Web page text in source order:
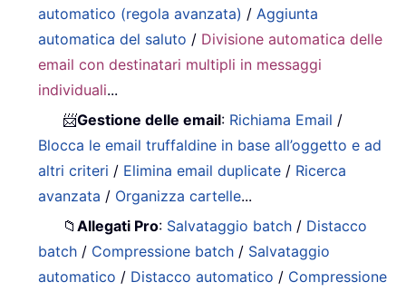
automatico (regola avanzata) /Aggiunta
automatica del saluto / Divisione automatica delle
email con destinatari multipli in messaggi
individuali...
📨Gestione delle email: Richiama Email /
Blocca le email truffaldine in base all’oggetto e ad
altri criteri / Elimina email duplicate / Ricerca
avanzata / Organizza cartelle...
📁Allegati Pro: Salvataggio batch / Distacco
batch / Compressione batch / Salvataggio
automatico / Distacco automatico / Compressione